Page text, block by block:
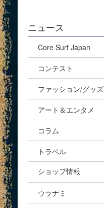
ニュース
Core Surf Japan
コンテスト
ファッション/グッズ
アート＆エンタメ
コラム
トラベル
ショップ情報
ショップ情報
ウラナミ